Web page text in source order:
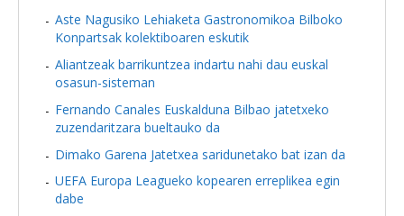
Aste Nagusiko Lehiaketa Gastronomikoa Bilboko
Konpartsak kolektiboaren eskutik
Aliantzeak barrikuntzea indartu nahi dau euskal
osasun-sisteman
Fernando Canales Euskalduna Bilbao jatetxeko
zuzendaritzara bueltauko da
Dimako Garena Jatetxea saridunetako bat izan da
UEFA Europa Leagueko kopearen erreplikea egin
dabe